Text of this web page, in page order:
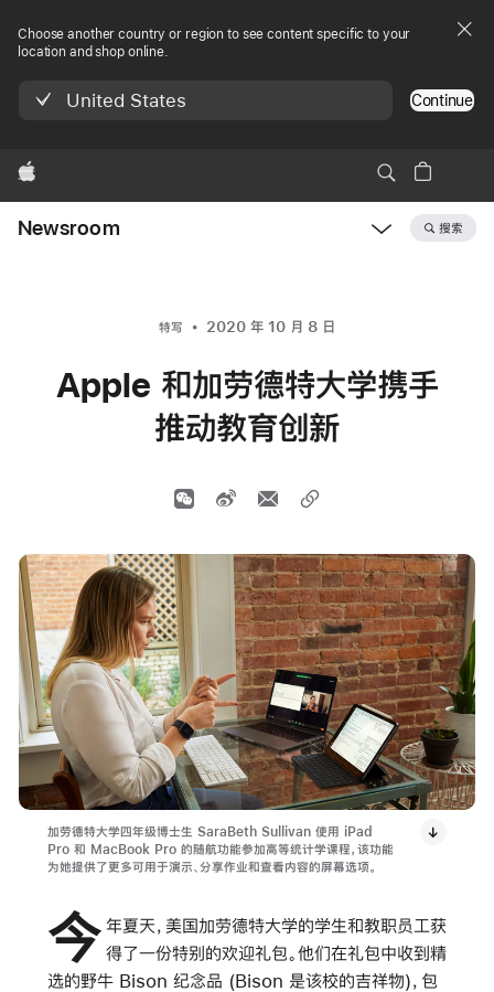
Choose another country or region to see content specific to your
location and shop online.
United States Continue
Apple
Newsroom 搜索
特写 2020 年 10 月 8 日
Apple 和加劳德特大学携手
推动教育创新
加劳德特大学四年级博士生 SaraBeth Sullivan 使用 iPad
Pro 和 MacBook Pro 的随航功能参加高等统计学课程，该功能
为她提供了更多可用于演示、分享作业和查看内容的屏幕选项。
今 年夏天，美国加劳德特大学的学生和教职员工获
得了一份特别的欢迎礼包。他们在礼包中收到精
选的野牛 Bison 纪念品 (Bison 是该校的吉祥物)，包